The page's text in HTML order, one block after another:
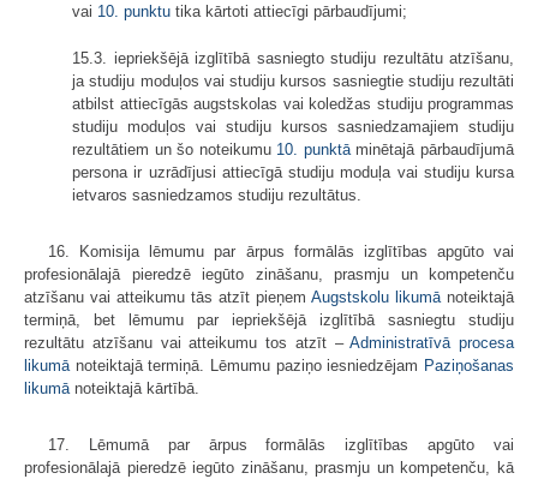
vai 10. punktu tika kārtoti attiecīgi pārbaudījumi;
15.3. iepriekšējā izglītībā sasniegto studiju rezultātu atzīšanu,
ja studiju moduļos vai studiju kursos sasniegtie studiju rezultāti
atbilst attiecīgās augstskolas vai koledžas studiju programmas
studiju moduļos vai studiju kursos sasniedzamajiem studiju
rezultātiem un šo noteikumu 10. punktāminētajā pārbaudījumā
persona ir uzrādījusi attiecīgā studiju moduļa vai studiju kursa
ietvaros sasniedzamos studiju rezultātus.
16. Komisija lēmumu par ārpus formālās izglītības apgūto vai
profesionālajā pieredzē iegūto zināšanu, prasmju un kompetenču
atzīšanu vai atteikumu tās atzīt pieņem Augstskolu likumā noteiktajā
termiņā, bet lēmumu par iepriekšējā izglītībā sasniegtu studiju
rezultātu atzīšanu vai atteikumu tos atzīt –Administratīvā procesa
likumā noteiktajā termiņā. Lēmumu paziņo iesniedzējam Paziņošanas
likumā noteiktajā kārtībā.
17. Lēmumā par ārpus formālās izglītības apgūto vai
profesionālajā pieredzē iegūto zināšanu, prasmju un kompetenču, kā